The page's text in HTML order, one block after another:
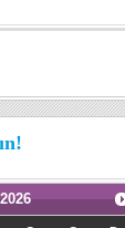
2026